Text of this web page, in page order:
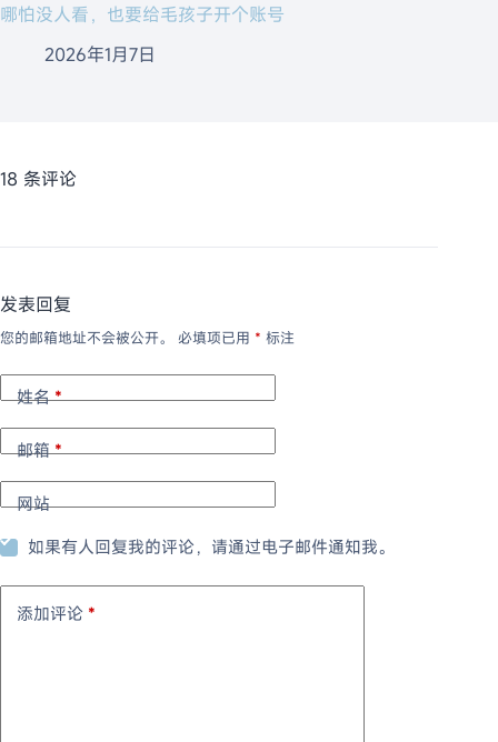
哪怕没人看，也要给毛孩子开个账号
2026年1月7日
18 条评论
发表回复
您的邮箱地址不会被公开。 必填项已用 * 标注
姓名*
邮箱*
网站
如果有人回复我的评论，请通过电子邮件通知我。
添加评论 *